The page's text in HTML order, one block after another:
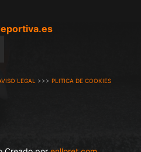
LEGAL >>> PLITICA DE COOKIES